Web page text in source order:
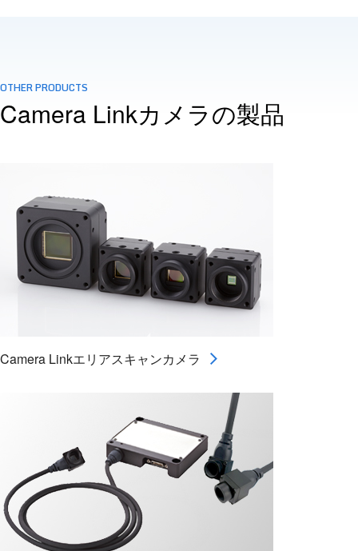
OTHER PRODUCTS
Camera Linkカメラの製品
Camera Linkエリアスキャンカメラ